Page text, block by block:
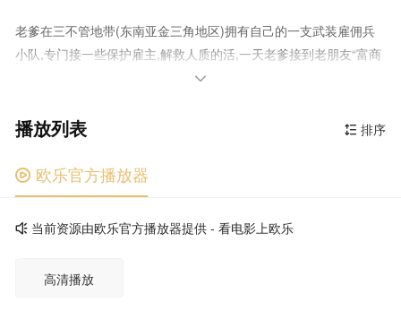
老爹在三不管地带(东南亚金三角地区)拥有自己的一支武装雇佣兵
小队,专门接一些保护雇主,解救人质的活,一天老爹接到老朋友“富商
应老板”的电话,要雇佣老爹的佣兵小队去解救被绑架的女儿,老爹带
板交接女儿的时候突生意外,原来应老板的小老婆才是幕后的主谋,小
老爹的手下“纳占”因和应小姐有着共同的信念,只身一人潜伏解救应
老板及应小姐,没想到顺利解救的背后是小老婆给他们下的又一个圈

 排序
播放列表
 欧乐官方播放器
当前资源由欧乐官方播放器提供 - 看电影上欧乐
高清播放